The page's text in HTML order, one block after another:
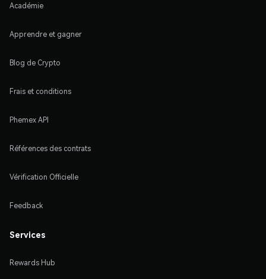
Académie
Apprendre et gagner
Blog de Crypto
Frais et conditions
Phemex API
Références des contrats
Vérification Officielle
Feedback
Services
Rewards Hub